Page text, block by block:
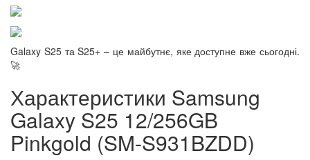
Galaxy S25 та S25+ – це майбутнє, яке доступне вже сьогодні.
🚀
Характеристики Samsung
Galaxy S25 12/256GB
Pinkgold (SM-S931BZDD)